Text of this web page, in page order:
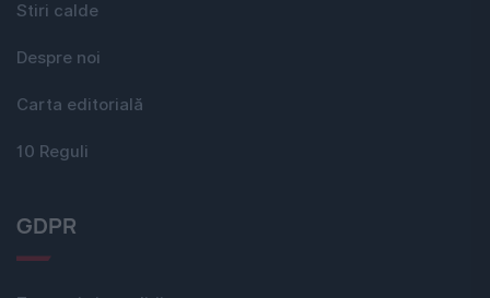
Stiri calde
Despre noi
Carta editorială
10 Reguli
GDPR